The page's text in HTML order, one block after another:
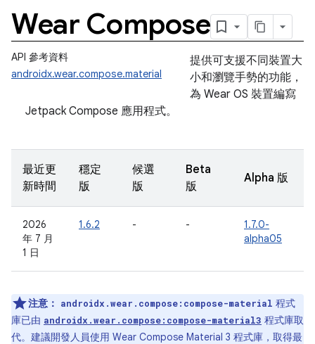
Wear Compose
API 參考資料
androidx.wear.compose.material
提供可支援不同裝置大
小和瀏覽手勢的功能，
為 Wear OS 裝置編寫
Jetpack Compose 應用程式。
最近更
新時間
穩定
版
候選
版
Beta
版
Alpha 版
2026
年 7 月
1 日
1.6.2 - -
1.7.0-
alpha05
注意： androidx.wear.compose:compose-material 程式
庫已由 androidx.wear.compose:compose-material3 程式庫取
代。建議開發人員使用 Wear Compose Material 3 程式庫，取得最